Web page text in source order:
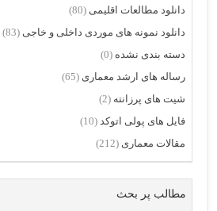
دانلود مطالعات اقلیمی (80)
دانلود نمونه های موردی داخلی و خاجی (83)
دسته بندی نشده (0)
رساله های ارشد معماری (65)
شیت های پرزانته (2)
فایل های پولی اتوکد (10)
مقالات معماری (212)
مطالب پر بحث